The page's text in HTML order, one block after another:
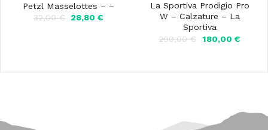
Petzl Masselottes – –
32,00€
Il
28,80€Il
La Sportiva Prodigio Pro
W – Calzature – La
Sportiva
200,00€
Il
prezzo
200,00 €.
180,00 €Il